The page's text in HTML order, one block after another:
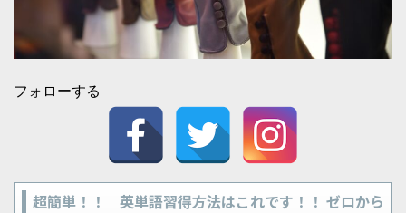
フォローする
超簡単！！ 英単語習得方法はこれです！！ ゼロから